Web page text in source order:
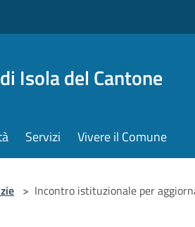
Isola del Cantone
Servizi Vivere il Comune
> Incontro istituzionale per